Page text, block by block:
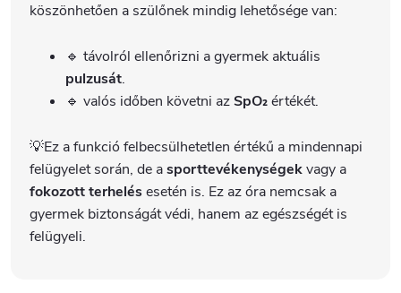
köszönhetően a szülőnek mindig lehetősége van:
🔹 távolról ellenőrizni a gyermek aktuális
pulzusát.
🔹 valós időben követni azSpO₂értékét.
💡Ez a funkció felbecsülhetetlen értékű a mindennapi
felügyelet során, de asporttevékenységekvagy a
fokozott terhelésesetén is. Ez az óra nemcsak a
gyermek biztonságát védi, hanem az egészségét is
felügyeli.